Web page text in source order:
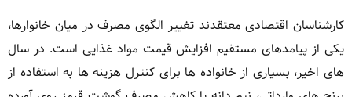
کارشناسان اقتصادی معتقدند تغییر الگوی مصرف در میان خانوارها،
یکی از پیامدهای مستقیم افزایش قیمت مواد غذایی است. در سال
های اخیر، بسیاری از خانواده ها برای کنترل هزینه ها به استفاده از